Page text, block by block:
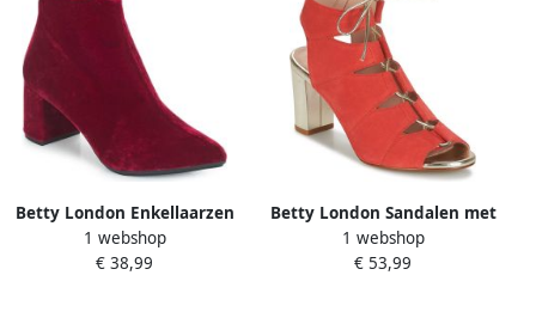
Betty London Enkellaarzen
JILOUTE
1 webshop
€ 38,99
Betty London Sandalen met
hakken INALU
1 webshop
€ 53,99